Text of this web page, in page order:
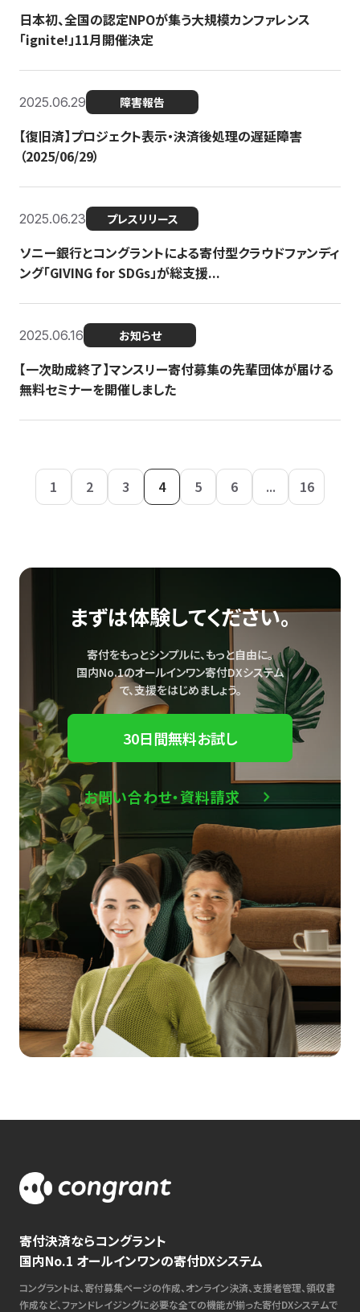
日本初、全国の認定NPOが集う大規模カンファレンス
「ignite!」11月開催決定
2025.06.29 障害報告
【復旧済】プロジェクト表示・決済後処理の遅延障害
（2025/06/29）
2025.06.23 プレスリリース
ソニー銀行とコングラントによる寄付型クラウドファンディ
ング「GIVING for SDGs」が総支援...
2025.06.16 お知らせ
【一次助成終了】マンスリー寄付募集の先輩団体が届ける
無料セミナーを開催しました
1 2 3 4 5 6 ... 16
まずは体験してください。
寄付をもっとシンプルに、もっと自由に。
国内No.1のオールインワン寄付DXシステム
で、支援をはじめましょう。
30日間無料お試し
お問い合わせ・資料請求
寄付決済ならコングラント
国内No.1 オールインワンの寄付DXシステム
コングラントは、寄付募集ページの作成、オンライン決済、支援者管理、領収書
作成など、ファンドレイジングに必要な全ての機能が揃った寄付DXシステムで